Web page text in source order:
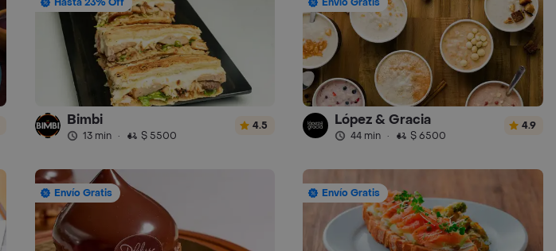
Bimbi
13 min · $ 5500
4.5 López & Gracia
44 min · $ 6500
4.9
Envío Gratis Envío Gratis